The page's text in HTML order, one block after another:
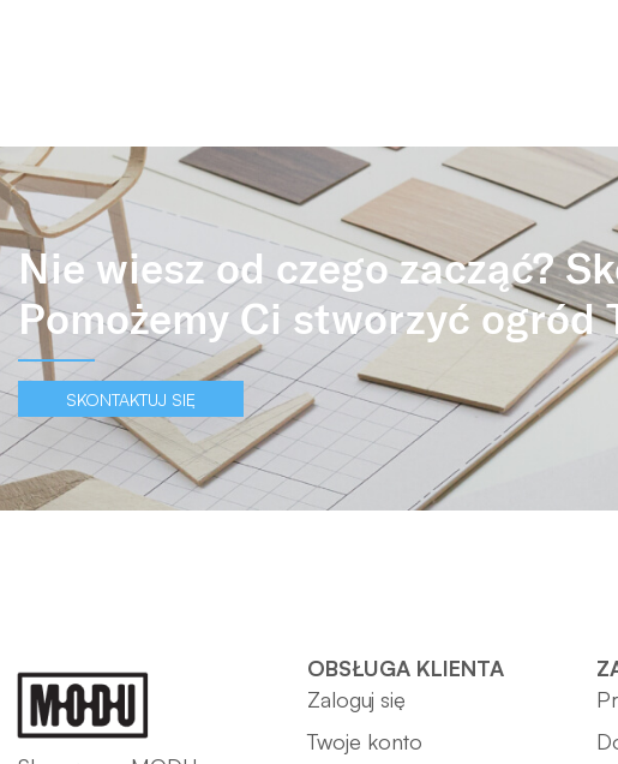
Nie wiesz od czego zacząć?
Pomożemy Ci stworzyć ogród
SKONTAKTUJ SIĘ
OBSŁUGA KLIENTA
Zaloguj się
Twoje konto